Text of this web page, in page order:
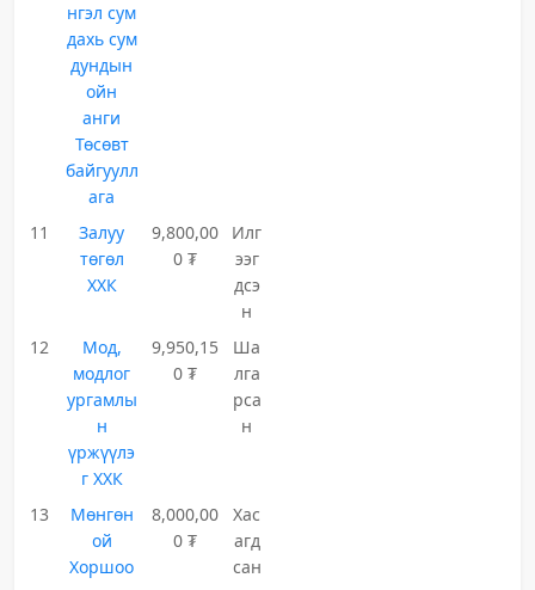
нгэл сум
дахь сум
дундын
ойн
анги
Төсөвт
байгуулл
ага
11
Залуу
төгөл
ХХК
9,800,00
0 ₮
Илг
ээг
дсэ
н
12
Мод,
модлог
ургамлы
н
үржүүлэ
г ХХК
9,950,15
0 ₮
Ша
лга
рса
н
13
Мөнгөн
ой
Хоршоо
8,000,00
0 ₮
Хас
агд
сан